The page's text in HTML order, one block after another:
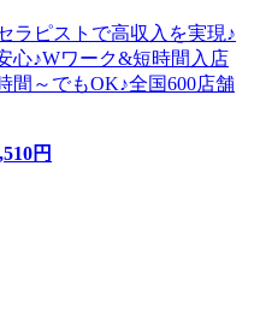
ラピストで高収入を実現♪
心♪Wワーク&短時間入店
間～でもOK♪全国600店舗
円